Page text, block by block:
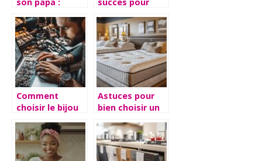
cadeaux
parfaits
economies sur
vos courses en
ligne
Comment
choisir le bijou
idéal sur une
boutique en
ligne ?
Astuces pour
bien choisir un
à vos besoins